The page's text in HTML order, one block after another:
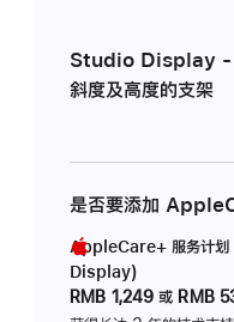
Studio Display -
斜度及高度的支架
是否要添加
AppleCare+ 服务计
Display)
RMB 1,249 或 RMB